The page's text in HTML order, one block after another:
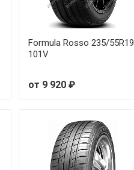
Formula Rosso 235/55R19
101V
от 9 920 ₽